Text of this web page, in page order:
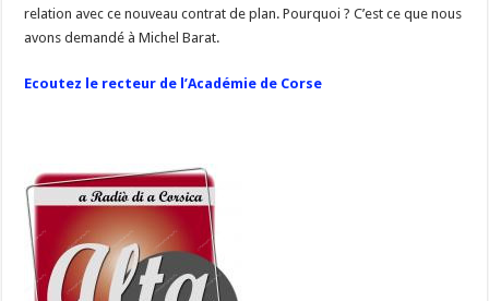
relation avec ce nouveau contrat de plan. Pourquoi ? C’est ce que nous
avons demandé à Michel Barat.
Ecoutez le recteur de l’Académie de Corse